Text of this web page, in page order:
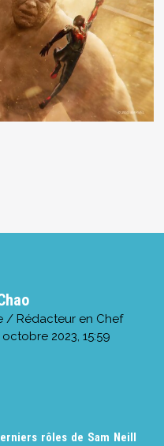
/ Rédacteur en Chef
2023, 15:59
rôles de Sam Neill